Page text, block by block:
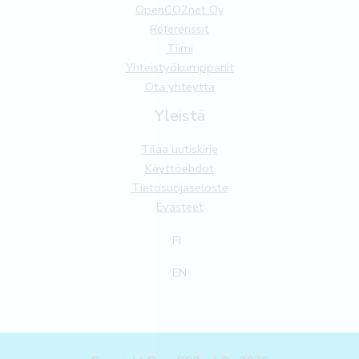
OpenCO2net Oy
Referenssit
Tiimi
Yhteistyökumppanit
Ota yhteyttä
Yleistä
Tilaa uutiskirje
Käyttöehdot
Tietosuojaseloste
Evästeet
FI
EN